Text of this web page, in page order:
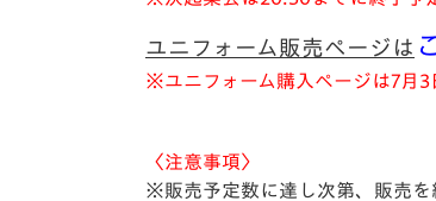
ユニフォーム販売ページは
※ユニフォーム購入ページは7月3
〈注意事項〉
※販売予定数に達し次第、販売を